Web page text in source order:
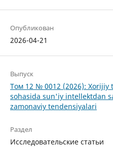
Опубликован
2026-04-21
Выпуск
Том 12 № 0012 (2026):
sohasida sun'iy intellektdan
zamonaviy tendensiyalari
Раздел
Исследовательские статьи